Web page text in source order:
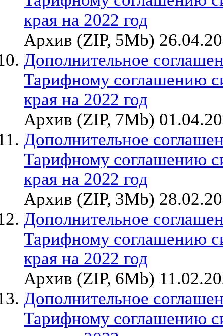
края на 2022 год
Архив (ZIP, 5Mb)
Дополнительное
Тарифному соглашению
края на 2022 год
Архив (ZIP, 7Mb)
Дополнительное
Тарифному соглашению
края на 2022 год
Архив (ZIP, 3Mb)
Дополнительное
Тарифному соглашению
края на 2022 год
Архив (ZIP, 6Mb)
Дополнительное
Тарифному соглашению